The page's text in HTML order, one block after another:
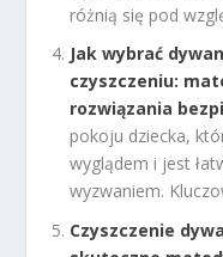
różnią się pod
Jak wybrać
czyszczeniu:
rozwiązania
pokoju dziecka,
wyglądem i jest
wyzwaniem.
Czyszczenie